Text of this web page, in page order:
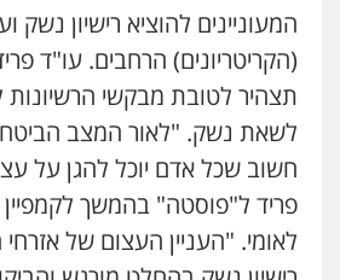
המעוניינים להוציא רישיון נשק
(הקריטריונים) הרחבים. עו"ד
תצהיר לטובת מבקשי הרשיונות
לשאת נשק. "לאור המצב
חשוב שכל אדם יוכל להגן על
פריד ל"פוסטה" בהמשך
לאומי. "העניין העצום של